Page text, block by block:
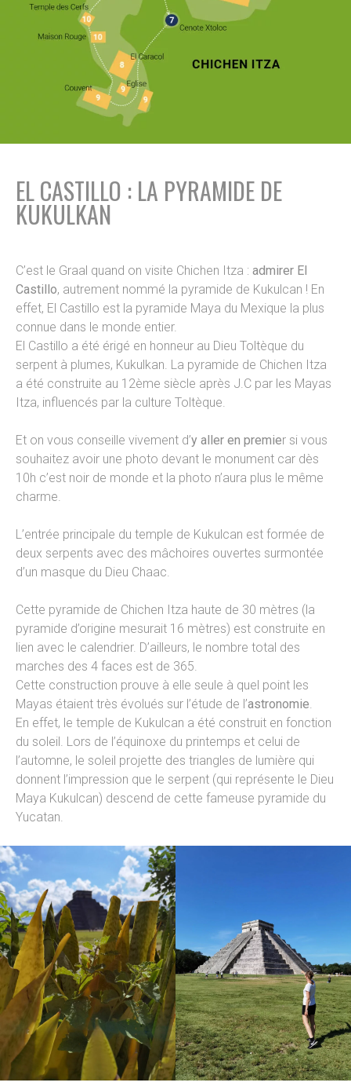
EL CASTILLO : LA PYRAMIDE DE
KUKULKAN
C’est le Graal quand on visite Chichen Itza : admirer El
Castillo, autrement nommé la pyramide de Kukulcan ! En
effet, El Castillo est la pyramide Maya du Mexique la plus
connue dans le monde entier.
El Castillo a été érigé en honneur au Dieu Toltèque du
serpent à plumes, Kukulkan. La pyramide de Chichen Itza
a été construite au 12ème siècle après J.C par les Mayas
Itza, influencés par la culture Toltèque.
Et on vous conseille vivement d’y aller en premier si vous
souhaitez avoir une photo devant le monument car dès
10h c’est noir de monde et la photo n’aura plus le même
charme.
L’entrée principale du temple de Kukulcan est formée de
deux serpents avec des mâchoires ouvertes surmontée
d’un masque du Dieu Chaac.
Cette pyramide de Chichen Itza haute de 30 mètres (la
pyramide d’origine mesurait 16 mètres) est construite en
lien avec le calendrier. D’ailleurs, le nombre total des
marches des 4 faces est de 365.
Cette construction prouve à elle seule à quel point les
Mayas étaient très évolués sur l’étude de l’astronomie.
En effet, le temple de Kukulcan a été construit en fonction
du soleil. Lors de l’équinoxe du printemps et celui de
l’automne, le soleil projette des triangles de lumière qui
donnent l’impression que le serpent (qui représente le Dieu
Maya Kukulcan) descend de cette fameuse pyramide du
Yucatan.